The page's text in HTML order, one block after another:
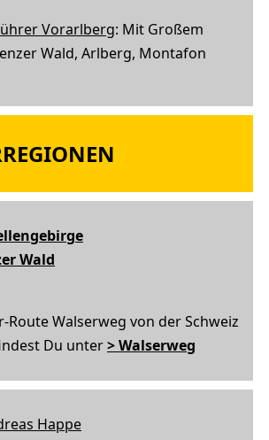
Vorarlberg: Mit Großem
Wald, Arlberg, Montafon
Wald
Route Walserweg von der Schweiz
Du unter> Walserweg
Happe